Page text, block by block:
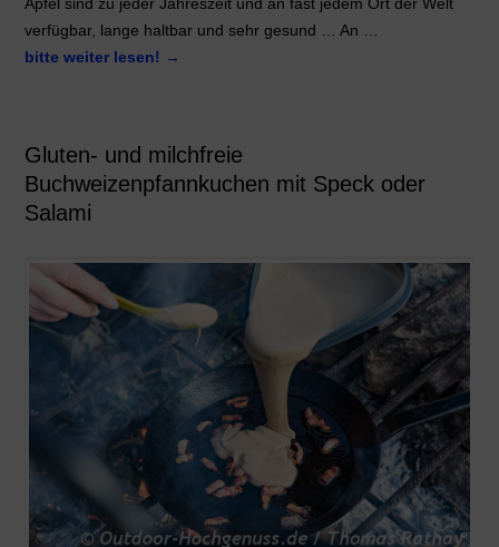
Äpfel sind zu jeder Jahreszeit und an fast jedem Ort der Welt
verfügbar, lange haltbar und sehr gesund … An …
bitte weiter lesen! →
Gluten- und milchfreie
Buchweizenpfannkuchen mit Speck oder
Salami